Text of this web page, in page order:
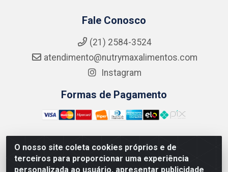
O nosso site coleta cookies próprios e de
terceiros para proporcionar uma experiência
personalizada ao usuário, apresentar publicidade
Fale Conosco
(21) 2584-3524
atendimento@nutrymaxalimentos.com
Instagram
Formas de Pagamento
NUTRY MAX COMÉRCIO DE PRODUTOS ALIMENTICIOS
LTDA - RUA DO FEIJÃO, 721 PENHA CIRCULAR/RJ -